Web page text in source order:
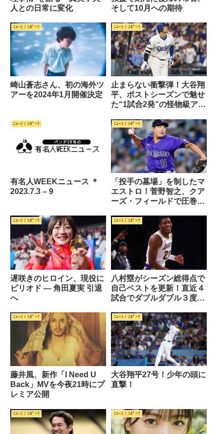
人との日常に変化
そして10月への期待
ﾆｭｰｽ / ｽﾎﾟｰﾂ
崎山蒼志さん、初の海外ツ
アーを2024年1月開催決定
ﾆｭｰｽ / ｽﾎﾟｰﾂ
止まらない衝撃弾！大谷翔
平、ポストシーズンで魅せ
た“1試合2発”の怪物級アー
ﾆｭｰｽ / ｽﾎﾟｰﾂ
有名人WEEKニュース ＊
2023.7.3 – 9
ﾆｭｰｽ / ｽﾎﾟｰﾂ
「投手の墓場」を制したマ
エストロ！菅野智之、クア
ーズ・フィールドで圧巻の
ﾆｭｰｽ / ｽﾎﾟｰﾂ
遅咲きのヒロイン、現役に
ピリオド — 角田夏実 引退
へ
ﾆｭｰｽ / ｽﾎﾟｰﾂ
八村塁がシーズン総得点で
自己ベストを更新！直近４
試合でダブルダブル３度達
ﾆｭｰｽ / ｽﾎﾟｰﾂ
藤井風、新作「I Need U
Back」MVを今夜21時にプ
レミア公開
ﾆｭｰｽ / ｽﾎﾟｰﾂ
大谷翔平27号！少年の頭に
直撃！
ﾆｭｰｽ / ｽﾎﾟｰﾂ ﾆｭｰｽ / ｽﾎﾟｰﾂ